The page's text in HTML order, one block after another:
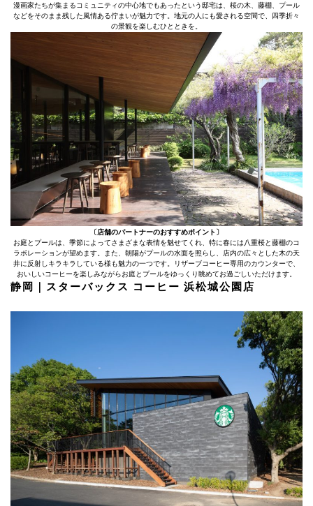
漫画家たちが集まるコミュニティの中心地でもあったという邸宅は、桜の木、藤棚、プール
などをそのまま残した風情ある佇まいが魅力です。地元の人にも愛される空間で、四季折々
の景観を楽しむひとときを。
〔店舗のパートナーのおすすめポイント〕
お庭とプールは、季節によってさまざまな表情を魅せてくれ、特に春には八重桜と藤棚のコ
ラボレーションが望めます。また、朝陽がプールの水面を照らし、店内の広々とした木の天
井に反射しキラキラしている様も魅力の一つです。リザーブコーヒー専用のカウンターで、
おいしいコーヒーを楽しみながらお庭とプールをゆっくり眺めてお過ごしいただけます。
静岡｜スターバックス コーヒー 浜松城公園店